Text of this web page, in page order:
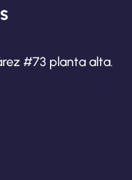
#73 planta alta.